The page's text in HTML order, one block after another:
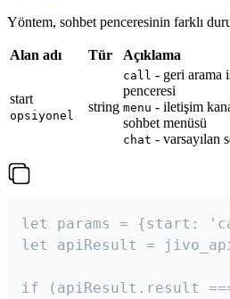
Yöntem, sohbet penceresinin farklı
Alan adı Tür Açıklama
start
opsiyonel
string
call - geri arama
penceresi
menu - iletişim
sohbet menüsü
chat - varsayılan
let params = {start:
let apiResult =
if (apiResult.result